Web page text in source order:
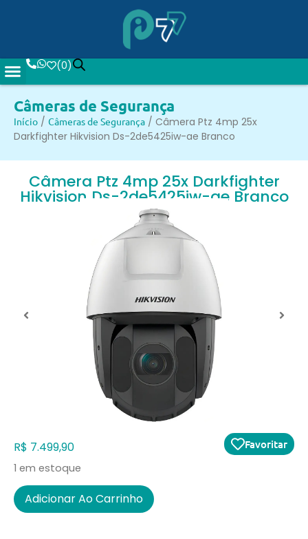
(0)
Câmeras de Segurança
Início / Câmeras de Segurança / Câmera Ptz 4mp 25x
Darkfighter Hikvision Ds-2de5425iw-ae Branco
Câmera Ptz 4mp 25x Darkfighter
Hikvision Ds-2de5425iw-ae Branco
R$ 7.499,90 Favoritar
1 em estoque
Adicionar Ao Carrinho